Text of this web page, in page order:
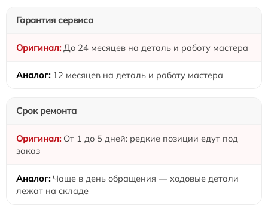
Гарантия сервиса
До 24 месяцев на деталь и работу мастера
12 месяцев на деталь и работу мастера
Срок ремонта
От 1 до 5 дней: редкие позиции едут под
заказ
Чаще в день обращения — ходовые детали
лежат на складе